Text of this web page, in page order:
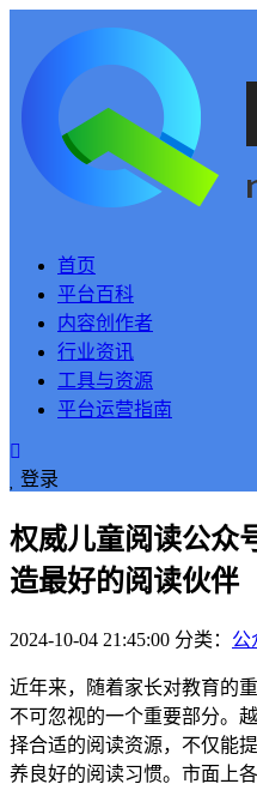
首页
平台百科
内容创作者
行业资讯
工具与资源
平台运营指南
登录
权威儿童阅读公众
造最好的阅读伙伴
2024-10-04 21:45:00 分类： 公
近年来，随着家长对教育的
不可忽视的一个重要部分。
择合适的阅读资源，不仅能
养良好的阅读习惯。市面上